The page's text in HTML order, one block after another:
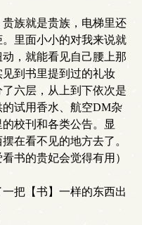
族就是贵族，电梯里还
里面小小的对我来说就
，就能看见自己腰上那
到书里提到过的礼妆
六层，从上到下依次是
试用香水、航空DM杂
校刊和各类公告。显
在看不见的地方去了。
书的贵妃会觉得有用）
把【书】一样的东西出